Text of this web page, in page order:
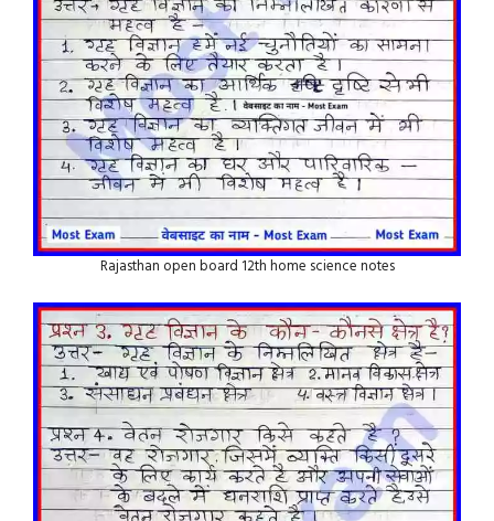
Rajasthan open board 12th home science notes